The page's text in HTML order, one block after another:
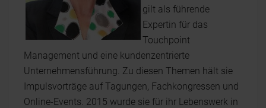
gilt als führende
Expertin für das
Touchpoint
Management und eine kundenzentrierte
Unternehmensführung. Zu diesen Themen hält sie
Impulsvorträge auf Tagungen, Fachkongressen und
Online-Events. 2015 wurde sie für ihr Lebenswerk in